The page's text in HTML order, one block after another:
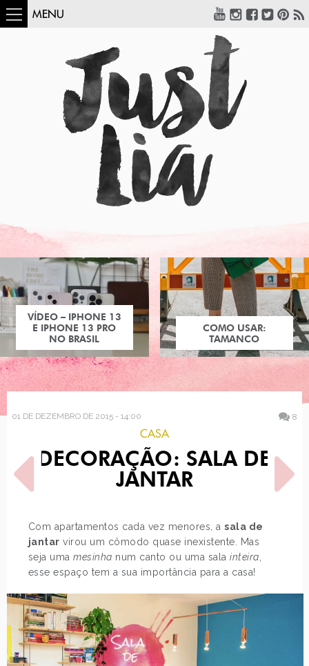
MENU
COMO USAR:
TAMANCO
01 DE DEZEMBRO DE 2015 - 14:00 8
CASA
DECORAÇÃO: SALA DE
JANTAR
Com apartamentos cada vez menores, asala de
jantar virou um cômodo quase inexistente. Mas
seja umamesinha num canto ou uma salainteira
esse espaço tem a sua importância para a casa!
POST ANTERIOR
DISNEY X HARRY POTTER
PRÓXIMO POST
COMO USAR: BANDANA NO
PESCOÇO